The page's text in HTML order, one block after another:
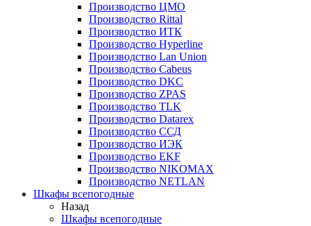
Производство ЦМО
Производство Rittal
Производство ИТК
Производство Hyperline
Производство Lan Union
Производство Cabeus
Производство DKC
Производство ZPAS
Производство TLK
Производство Datarex
Производство ССД
Производство ИЭК
Производство EKF
Производство NIKOMAX
Производство NETLAN
Шкафы всепогодные
Назад
Шкафы всепогодные